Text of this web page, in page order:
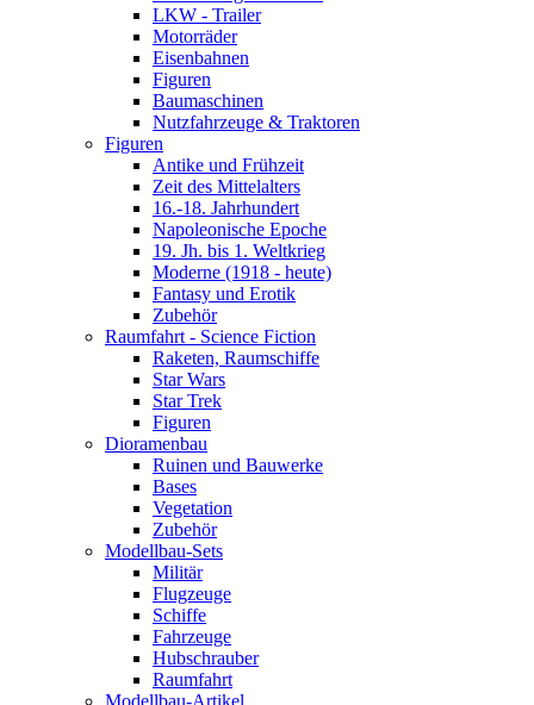
LKW - Trailer
Motorräder
Eisenbahnen
Figuren
Baumaschinen
Nutzfahrzeuge & Traktoren
Figuren
Antike und Frühzeit
Zeit des Mittelalters
16.-18. Jahrhundert
Napoleonische Epoche
19. Jh. bis 1. Weltkrieg
Moderne (1918 - heute)
Fantasy und Erotik
Zubehör
Raumfahrt - Science Fiction
Raketen, Raumschiffe
Star Wars
Star Trek
Figuren
Dioramenbau
Ruinen und Bauwerke
Bases
Vegetation
Zubehör
Modellbau-Sets
Militär
Flugzeuge
Schiffe
Fahrzeuge
Hubschrauber
Raumfahrt
Modellbau-Artikel